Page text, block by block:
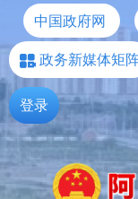
中国政府网
政务新媒体矩
登录